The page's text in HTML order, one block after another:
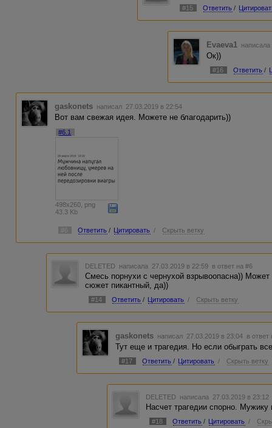
#15 Ответить /
Evaeva1
Ок))
#16 Ответить /
gaskonets написал 27.03.2019 в 22:54
Вот вам свежая идея. Можете не благодарить))
#6.1
498x260, png
43.3 Kb
#6 Ответить / Цитировать / Скрыть ветку
DELETED написала 27.03.2019 в 22:59 в ответ на #6
Смесь порнухи с чернухой взрывоопасна))
сюжет пикантный, да))
#14 Ответить / Цитировать / Скрыть ветку
gaskonets написал 27.03.2019 в 23:04 в ответ
Тут еще и трагедия. Но если обыграть
#17 Ответить / Цитировать / Скрыть ветку
DELETED написала 27.03.2019 в
Насчет трагедии спорно.
#18 Ответить / Цитировать /